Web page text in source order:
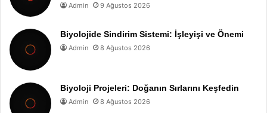
Admin 9 Ağustos 2026
Biyolojide Sindirim Sistemi: İşleyişi ve Önemi
Admin 8 Ağustos 2026
Biyoloji Projeleri: Doğanın Sırlarını Keşfedin
Admin 8 Ağustos 2026